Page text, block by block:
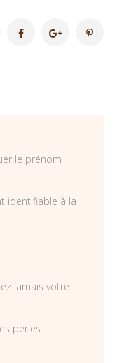
le prénom
identifiable à la
jamais votre
perles